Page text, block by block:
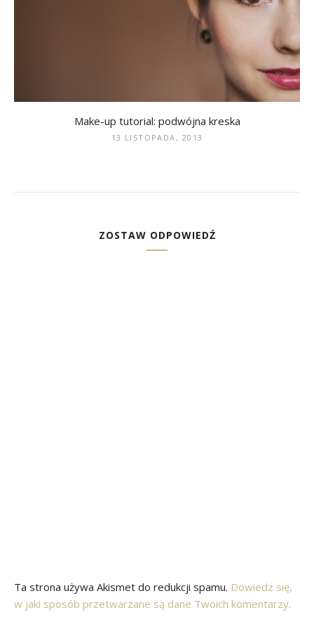
Make-up tutorial: podwójna kreska
13 LISTOPADA, 2013
ZOSTAW ODPOWIEDŹ
Ta strona używa Akismet do redukcji spamu. Dowiedz się,
w jaki sposób przetwarzane są dane Twoich komentarzy.